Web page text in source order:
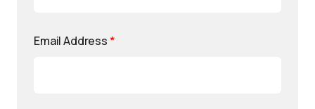
Email Address *